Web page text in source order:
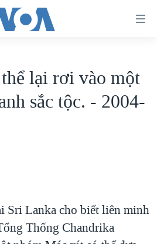
lại rơi vào một
sắc tộc. - 2004-
Sri Lanka cho biết liên minh
Thống Chandrika